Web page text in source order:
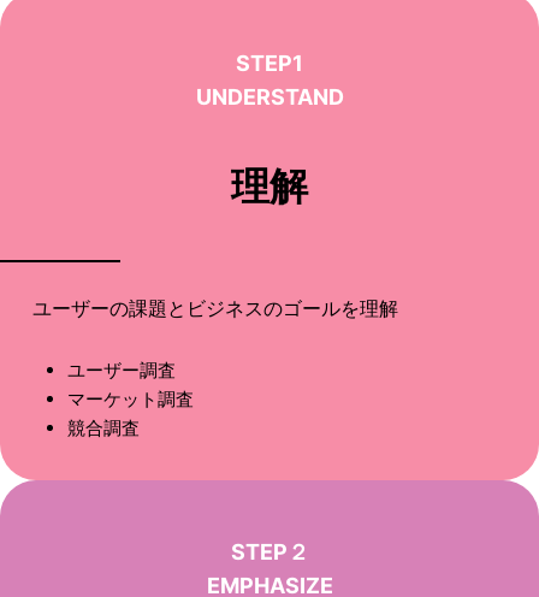
STEP1
UNDERSTAND
理解
ユーザーの課題とビジネスのゴールを理解
ユーザー調査
マーケット調査
競合調査
STEP２
EMPHASIZE